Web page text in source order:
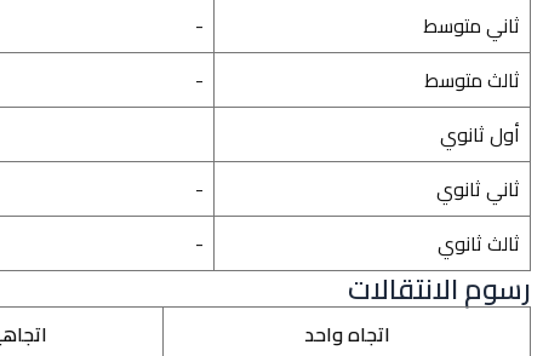
ثاني متوسط
-
ثالث متوسط
-
أول ثانوي
ثاني ثانوي
-
ثالث ثانوي
-
رسوم الانتقالات
اتجاه واحد